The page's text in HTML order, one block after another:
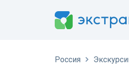
Россия